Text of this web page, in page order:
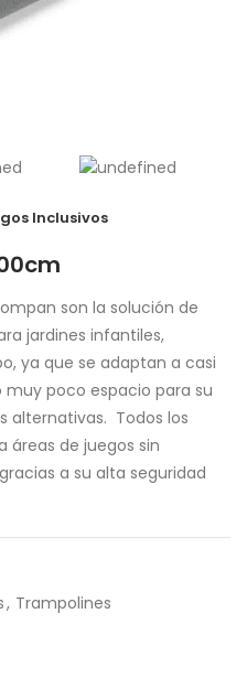
Inclusivos
son la solución de
jardines infantiles,
ya que se adaptan a casi
poco espacio para su
alternativas. Todos los
áreas de juegos sin
a su alta seguridad
, Trampolines